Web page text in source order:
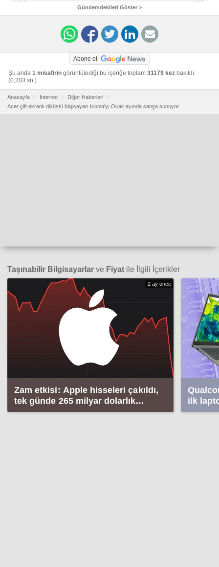
Gündemdekileri Göster >
Abone ol
Şu anda 1 misafirin görüntülediği bu içeriğe toplam 31179 kez bakıldı.
(0,203 sn.)
Anasayfa Internet
Diğer Haberleri
Acer çift ekranlı dizüstü bilgisayarı Iconia'yı Ocak ayında satışa sunuyor
Taşınabilir Bilgisayarlar ve Fiyat ile İlgili İçerikler
2 ay önce
Zam etkisi: Apple hisseleri çakıldı,
tek günde 265 milyar dolarlık
kayıp!
ilk
tanıtıldı